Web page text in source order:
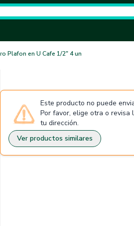
Plafon en U Cafe 1/2" 4 un
Este producto no puede
Por favor, elige otra o revisa
tu dirección.
Ver productos similares